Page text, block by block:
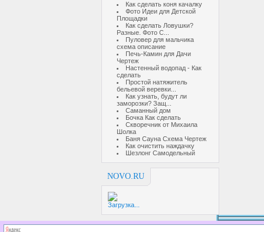
Как сделать коня качалку
Фото Идеи для Детской
Площадки
Как сделать Ловушки?
Разные. Фото С...
Пуловер для мальчика
схема описание
Печь-Камин для Дачи
Чертеж
Настенный водопад - Как
сделать
Простой натяжитель
бельевой веревки...
Как узнать, будут ли
заморозки? Защ...
Саманный дом
Бочка Как сделать
Скворечник от Михаила
Шолка
Баня Сауна Схема Чертеж
Как очистить наждачку
Шезлонг Самодельный
NOVO.RU
Загрузка...